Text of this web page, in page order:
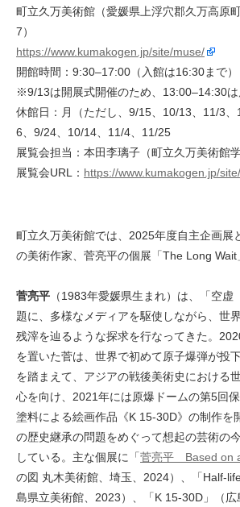
町立久万美術館（愛媛県上浮穴郡久万高原
7）
https://www.kumakogen.jp/site/muse/
開館時間：9:30–17:00（入館は16:30まで）
※9/13は開展式開催のため、13:00–14:30は
休館日：月（ただし、9/15、10/13、11/3、
6、9/24、10/14、11/4、11/25
展覧会担当：本田李璃子（町立久万美術館学
展覧会URL： https://www.kumakogen.jp/
町立久万美術館では、2025年度自主企画展
の美術作家、菅亮平の個展「The Long Wait
菅亮平 （1983年愛媛県生まれ）は、「空虚
題に、多様なメディアを駆使しながら、世
残滓を辿るような探求を行なってきた。
を置いた菅は、世界で初めて原子爆弾が投
を踏まえて、アジアの戦後美術史における
心を向け、2021年には原爆ドームの第5回
塗料による絵画作品《K 15-30D》の制作を
の歴史継承の問題をめぐって想起の芸術の
している。主な個展に「菅亮平 Based on
の図 丸木美術館、埼玉、2024）、「Half-
島県立美術館、2023）、「K 15-30D」（